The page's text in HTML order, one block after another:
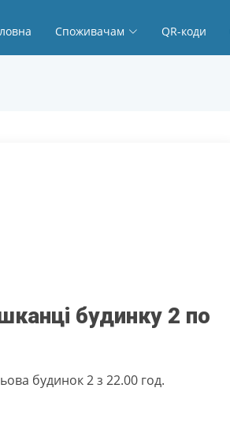
Споживачам QR-коди
будинку 2 по
будинок 2 з 22.00 год.